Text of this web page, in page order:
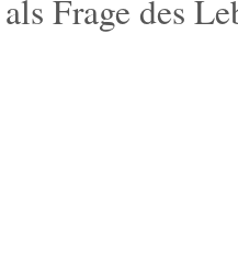
Frage des